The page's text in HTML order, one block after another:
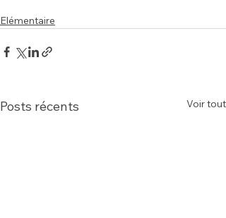
Elémentaire
Posts récents Voir tout